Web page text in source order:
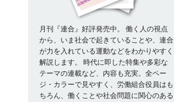
月刊『連合』好評発売中。 働く人の視点
から、いま社会で起きていることや、連合
が力を入れている運動などをわかりやすく
解説します。 時代に即した特集や多彩な
テーマの連載など、内容も充実。全ペー
ジ・カラーで見やすく、労働組合役員はも
ちろん、働くことや社会問題に関心のある